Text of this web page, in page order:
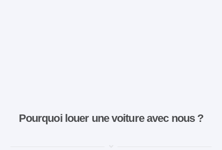
Pourquoi louer une voiture avec nous ?